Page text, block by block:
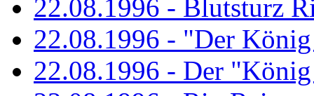
22.08.1996 - Blutsturz
22.08.1996 - "Der
22.08.1996 - Der